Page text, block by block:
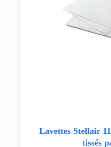
Lavettes Stellair
tissés